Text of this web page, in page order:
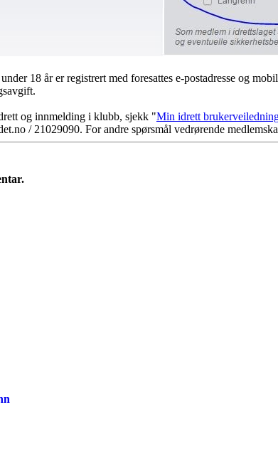
18 år er registrert med foresattes e-postadresse og
og innmelding i klubb, sjekk "Min idrett
/ 21029090. For andre spørsmål vedrørende